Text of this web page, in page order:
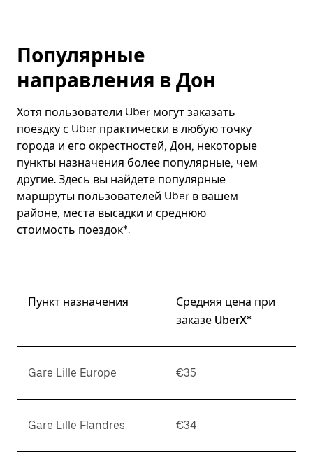
Популярные
направления в Дон
Хотя пользователи Uber могут заказать
поездку с Uber практически в любую точку
города и его окрестностей, Дон, некоторые
пункты назначения более популярные, чем
другие. Здесь вы найдете популярные
маршруты пользователей Uber в вашем
районе, места высадки и среднюю
стоимость поездок*.
Пункт назначения
Средняя цена при
заказе UberX*
Gare Lille Europe €35
Gare Lille Flandres €34